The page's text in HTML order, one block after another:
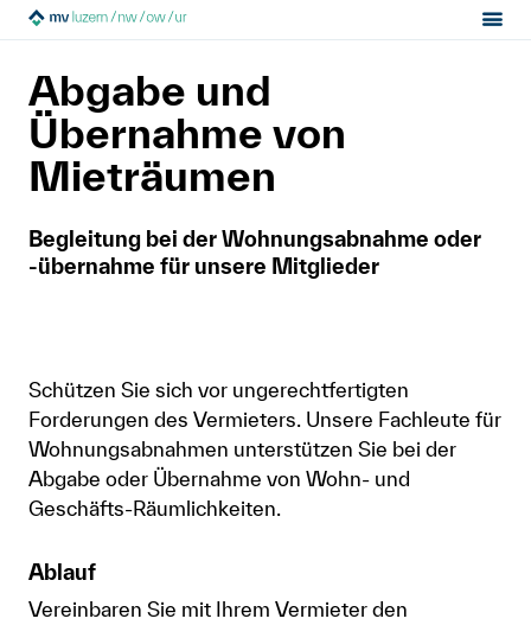
Mietrecht
Hilfe von Fachleuten
Politik & Positionen
Kontakt
Newsletter
Mitglied werden
Shop
Unsere Dienstleistungen
Abgabe von Mieträumen
Abgabe und
Übernahme von
Mieträumen
Begleitung bei der Wohnungsabnahme oder
-übernahme für unsere Mitglieder
Schützen Sie sich vor ungerechtfertigten
Forderungen des Vermieters. Unsere Fachleute für
Wohnungsabnahmen unterstützen Sie bei der
Abgabe oder Übernahme von Wohn- und
Geschäfts-Räumlichkeiten.
Ablauf
Vereinbaren Sie mit Ihrem Vermieter den